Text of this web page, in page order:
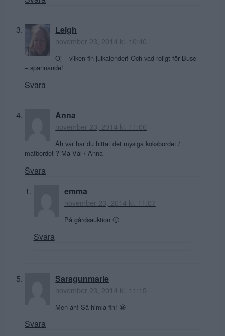
Leigh
november 23, 2014 kl. 10:40
Oj – vilken fin julkalender! Och vad roligt för Buse
– spännande!
Svara
Anna
november 23, 2014 kl. 11:06
Åh var har du hittat det mysiga köksbordet /
matbordet ? Må Väl / Anna
Svara
emma
november 23, 2014 kl. 11:07
På gårdsauktion 🙂
Svara
Saragunmarie
november 23, 2014 kl. 11:15
Men åh! Så himla fin! 😀
Svara